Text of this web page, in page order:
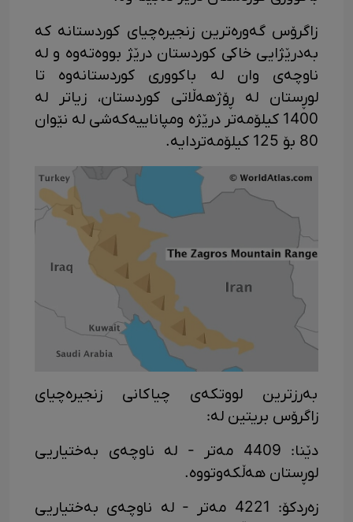
زاگرۆس گەورەترین زنجیرەچیای کوردستانە کە
بەدرێژایی خاکی کوردستان درێژ بووەتەوە و لە
ناوچەی وان لە باکووری کوردستانەوە تا
لوڕستان لە ڕۆژهەڵاتی کوردستان، زیاتر لە
1400 کیلۆمەتر درێژە ومپاناییەکەشی لە نێوان
80 بۆ 125 کیلۆمەتردایە.
بەرزترین لووتکەی چیاکانی زنجیرەچیای
زاگرۆس بریتین لە:
دێنا: 4409 مەتر - لە ناوچەی بەختیاریی
لوڕستان هەڵکەوتووە.
زەردکۆ: 4221 مەتر - لە ناوچەی بەختیاریی